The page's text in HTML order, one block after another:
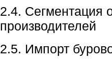
2.4. Сегментация
производителей
2.5. Импорт